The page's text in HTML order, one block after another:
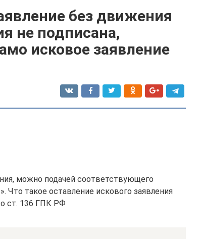
без движения
не подписана,
исковое заявление
можно подачей соответствующего
Что такое оставление искового заявления
ст. 136 ГПК РФ